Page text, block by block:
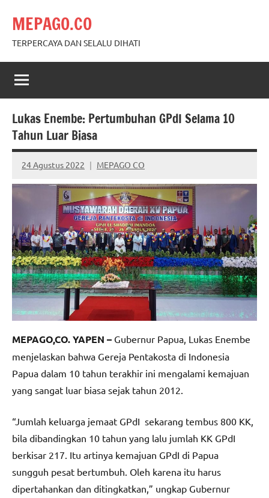
content
MEPAGO.CO
TERPERCAYA DAN SELALU DIHATI
Lukas Enembe: Pertumbuhan GPdI Selama 10
Tahun Luar Biasa
24 Agustus 2022 MEPAGO CO
No
comments
MEPAGO,CO. YAPEN – Gubernur Papua, Lukas Enembe
menjelaskan bahwa Gereja Pentakosta di Indonesia
Papua dalam 10 tahun terakhir ini mengalami kemajuan
yang sangat luar biasa sejak tahun 2012.
“Jumlah keluarga jemaat GPdI sekarang tembus 800 KK,
bila dibandingkan 10 tahun yang lalu jumlah KK GPdI
berkisar 217. Itu artinya kemajuan GPdI di Papua
sungguh pesat bertumbuh. Oleh karena itu harus
dipertahankan dan ditingkatkan,” ungkap Gubernur